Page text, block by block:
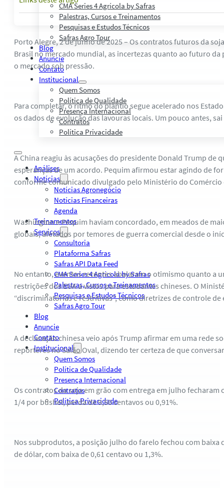
CMA Series 4 Agrícola by Safras
Palestras, Cursos e Treinamentos
Pesquisas e Estudos Técnicos
Safras Agro Tour
Blog
Anuncie
Contato
Institucional
Quem Somos
Política de Qualidade
Presença Internacional
Contratos
Política Privacidade
Análises
Notícias
Notícias Agronegócio
Notícias Financeiras
Agenda
Treinamentos
Serviços
Consultoria
Plataforma Safras
Safras API Data Feed
CMA Series 4 Agrícola by Safras
Palestras, Cursos e Treinamentos
Pesquisas e Estudos Técnicos
Safras Agro Tour
Blog
Anuncie
Contato
Institucional
Quem Somos
Política de Qualidade
Presença Internacional
Contratos
Política Privacidade
Porto Alegre, 2 de junho de 2025 – Os contratos futuros da
Brasil no mercado mundial, as incertezas quanto ao futuro
o mercado sob pressão.
Para completar, o ritmo do plantio segue acelerado nos
os dados de evolução das lavouras locais. Um pouco antes,
A China reagiu às acusações do presidente Donald Trump
esperanças de um acordo. Pequim afirmou estar agindo de
conforme comunicado divulgado pelo Ministério do Comércio
Washington e Pequim haviam concordado, em meados de
globais, afetados por temores de guerra comercial desde o
No entanto, eventos recentes abalaram o otimismo quanto a
restrições dos EUA a vistos para estudantes chineses. O
“discriminatórias e restritivas”, como diretrizes de controle
A declaração chinesa veio após Trump afirmar em uma rede
repórteres no Salão Oval, dizendo ter certeza de que
Os contratos da soja em grão com entrega em julho fecharam
1/4 por bushel, perda de 9,50 centavos ou 0,91%.
Nos subprodutos, a posição julho do farelo fechou com baixa
de dólar, com baixa de 0,61 centavo ou 1,3%.